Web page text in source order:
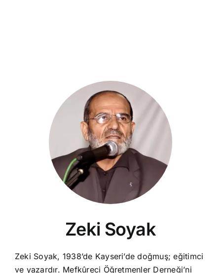
Zeki Soyak
Zeki Soyak, 1938’de Kayseri’de doğmuş; eğitimci
ve yazardır. Mefkûreci Öğretmenler Derneği’ni